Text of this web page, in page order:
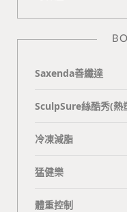
Saxenda善纖達
SculpSure絲酷秀(熱
冷凍減脂
猛健樂
體重控制